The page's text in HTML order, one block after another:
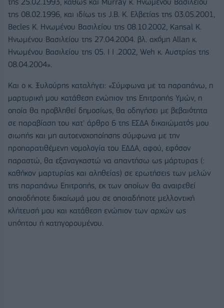
της 08.02.1996, και ιδίως τις J.B. K. Ελβετίας της 03.05.2001,
Becles K. Ηνωμένου Βασιλείου της 08.10.2002, Kansal K.
Ηνωμένου Βασιλείου της 27.04.2004. βλ. ακόμη Αllan κ.
Ηνωμένου Βασιλείου της 05. I I .2002, Weh κ. Αυστρίας της
08.04.2004».
Και ο κ. Ξυλούρης καταλήγει: «Σύμφωνα με τα παραπάνω, η
μαρτυρική μου κατάθεση ενώπιον της Επιτροπής Υμών, η
οποία θα προβληθεί δημοσίως, θα οδηγήσει με βεβαιότητα
σε παραβίαση του κατ' άρθρο 6 της ΕΣΔΑ δικαιώματός μου
σιωπής και μη αυτοενοχοποίησης σύμφωνα με την
προπαρατιθέμενη νομολογία του ΕΔΔΑ, αφού, εφόσον
παραστώ, θα εξαναγκαστώ να απαντήσω ως μάρτυρας (:
καθήκον μαρτυρίας και αληθείας) σε ερωτήσεις των μελών
της παραπάνω Επιτροπής, εκ των οποίων θα αναιρεθεί
οποιοδήποτε δικαίωμά μου σε οποιαδήποτε μελλοντική
κλήτευσή μου και κατάθεση ενώπιον των αρχών ως
υπόπτου ή κατηγορουμένου.